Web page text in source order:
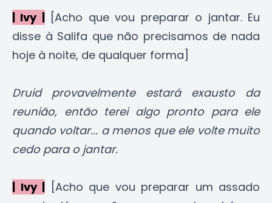
| Ivy |[Acho que vou preparar o jantar. Eu
disse à Salifa que não precisamos de nada
hoje à noite, de qualquer forma]
Druid provavelmente estará exausto da
reunião, então terei algo pronto para ele
quando voltar... a menos que ele volte muito
cedo para o jantar.
| Ivy | [Acho que vou preparar um assado